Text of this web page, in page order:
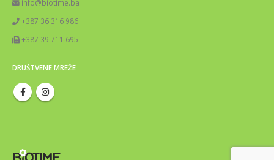
info@biotime.ba
+387 36 316 986
+387 39 711 695
DRUŠTVENE MREŽE